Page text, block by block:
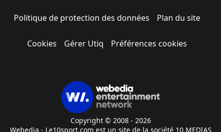
Politique de protection des données Plan du site
Cookies Gérer Utiq Préférences cookies
Copyright © 2008 - 2026
Webedia - Le10sport.com est un site de la société 10 MEDIAS